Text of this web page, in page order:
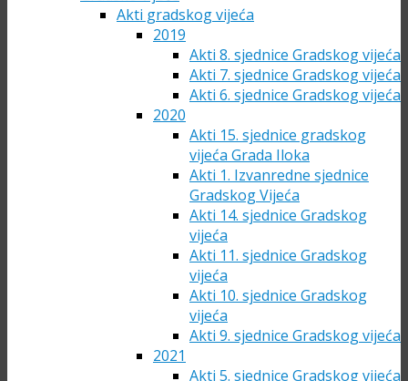
Akti gradskog vijeća
2019
Akti 8. sjednice Gradskog vijeća
Akti 7. sjednice Gradskog vijeća
Akti 6. sjednice Gradskog vijeća
2020
Akti 15. sjednice gradskog
vijeća Grada Iloka
Akti 1. Izvanredne sjednice
Gradskog Vijeća
Akti 14. sjednice Gradskog
vijeća
Akti 11. sjednice Gradskog
vijeća
Akti 10. sjednice Gradskog
vijeća
Akti 9. sjednice Gradskog vijeća
2021
Akti 5. sjednice Gradskog vijeća